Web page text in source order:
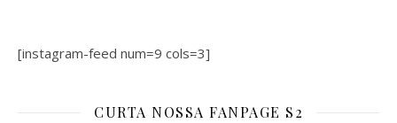
[instagram-feed num=9 cols=3]
CURTA NOSSA FANPAGE S2